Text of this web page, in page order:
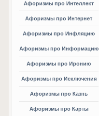
Афоризмы про Интеллект
Афоризмы про Интернет
Афоризмы про Инфляцию
Афоризмы про Информацию
Афоризмы про Иронию
Афоризмы про Исключения
Афоризмы про Казнь
Афоризмы про Карты